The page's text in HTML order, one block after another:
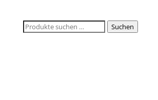
Suchen
Suchen